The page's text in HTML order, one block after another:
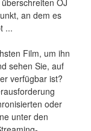
OJ
an dem es
...
Film, um ihn
sehen Sie, auf
verfügbar ist?
oder
unter den